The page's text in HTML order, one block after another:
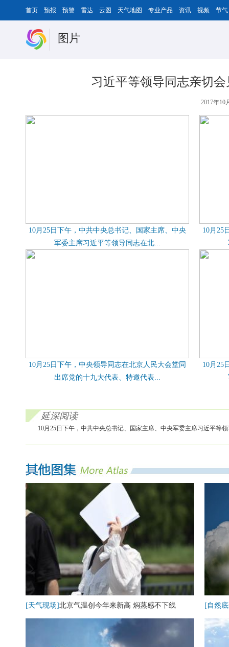
首页 预报 预警 雷达 云图 天气地图 专业产品 资讯 视频 节气
图片
习近平等领导同志亲切
2017年10
10月25日下午，中共中央总书记、国家主席、中央
军委主席习近平等领导同志在北...
10月25
10月25日下午，中央领导同志在北京人民大会堂同
出席党的十九大代表、特邀代表...
10月25
延深阅读
10月25日下午，中共中央总书记、国家主席、中央军委主席习近平等
[天气现场]北京气温创今年来新高 焖蒸感不下线 [自然